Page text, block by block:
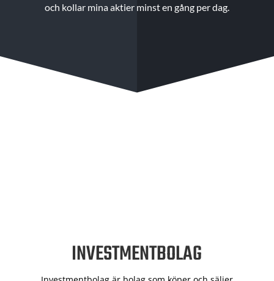
och kollar mina aktier minst en gång per dag.
INVESTMENTBOLAG